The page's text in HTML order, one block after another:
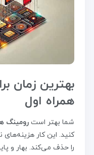
بهترین زمان
همراه اول
شما بهتر است رومینگ
کنید. این کار
را حذف می‌کند. بهار و